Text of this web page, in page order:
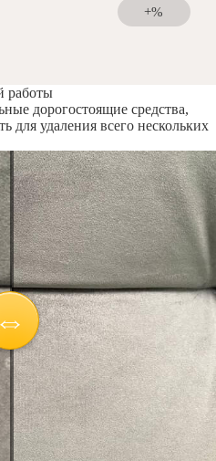
+%
работы
дорогостоящие средства,
для удаления всего нескольких